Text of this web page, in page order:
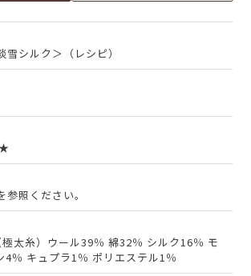
雪シルク＞（レシピ）
照ください。
太糸）ウール39％ 綿32％ シルク16％ モ
4％ キュプラ1％ ポリエステル1％